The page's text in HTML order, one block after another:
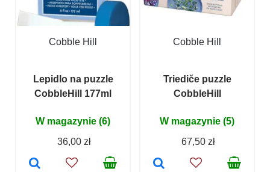
Cobble Hill
Lepidlo na puzzle
CobbleHill 177ml
W magazynie (6)
36,00 zł
Cobble Hill
Triediče puzzle
CobbleHill
W magazynie (5)
67,50 zł